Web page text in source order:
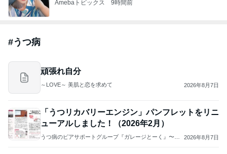
Amebaトピックス 9時間前
#うつ病
頑張れ自分
～LOVE～ 美肌と恋を求めて 2026年8月7日
「うつリカバリーエンジン」パンフレットをリニ
ューアルしました！（2026年2月）
うつ病のピアサポートグループ『ガレージとーく』〜う
2026年8月7日